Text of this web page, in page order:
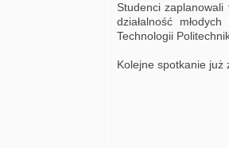
Studenci
działalność
Technologii
Kolejne spotkanie już